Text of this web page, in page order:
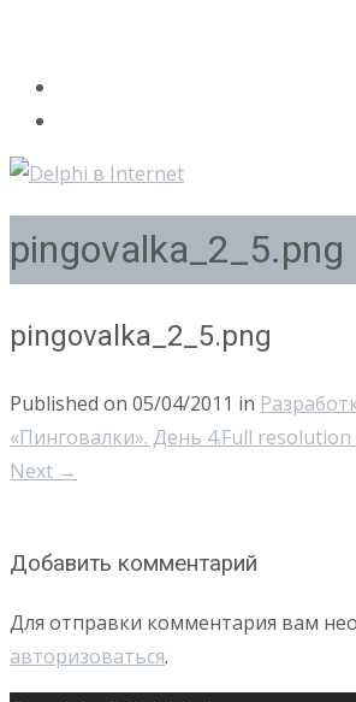
pingovalka_2_5.png
pingovalka_2_5.png
Published on 05/04/2011 in
«Пинговалки». День 4.Full resolution
Next →
Добавить комментарий
Для отправки комментария вам
авторизоваться.